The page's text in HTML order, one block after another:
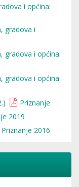
i općina:
gradova i
gradova i općina:
gradova i općina:
Priznanje
2019
Priznanje 2016